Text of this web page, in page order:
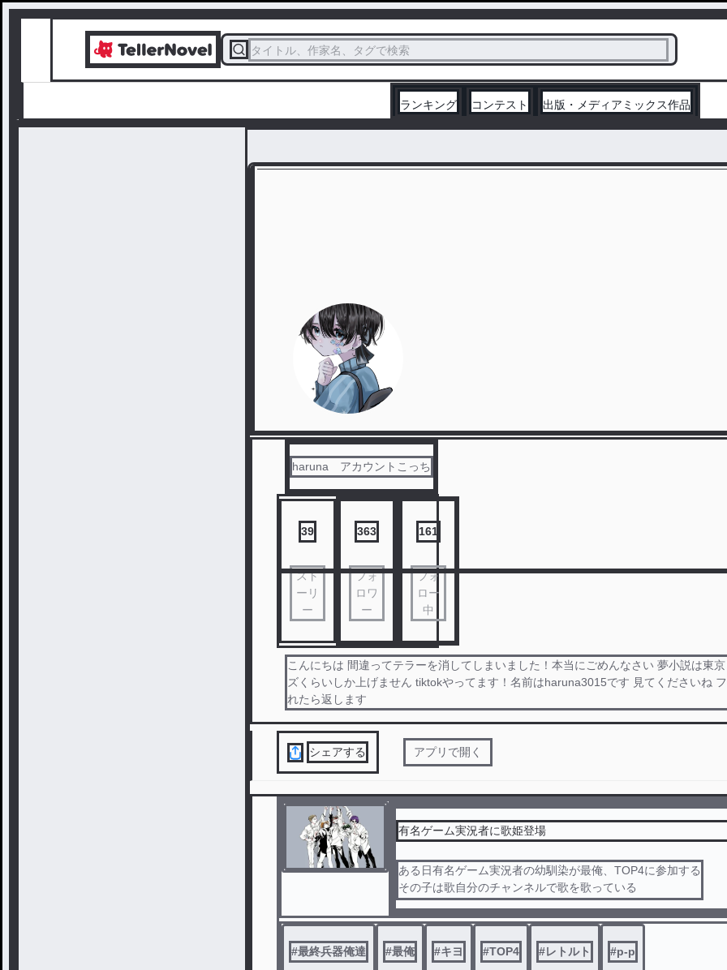
タイトル、作家名、タグで検索
ランキング コンテスト 出版・メディアミックス作品
haruna アカウントこっち
39
スト
ーリ
ー
363
フォ
ロワ
ー
161
フォ
ロー
中
こんにちは 間違ってテラーを消してしまいました！本当にごめんなさい 夢小説は東
ズくらいしか上げません tiktokやってます！名前はharuna3015です 見てくださいね フ
れたら返します
シェアする アプリで開く
有名ゲーム実況者に歌姫登場
ある日有名ゲーム実況者の幼馴染が最俺、TOP4に参加する
その子は歌自分のチャンネルで歌を歌っている
最俺とTOP4の皆で頑張っていく女の子の物語
#最終兵器俺達 #最俺 #キヨ #TOP4 #レトルト #p-p